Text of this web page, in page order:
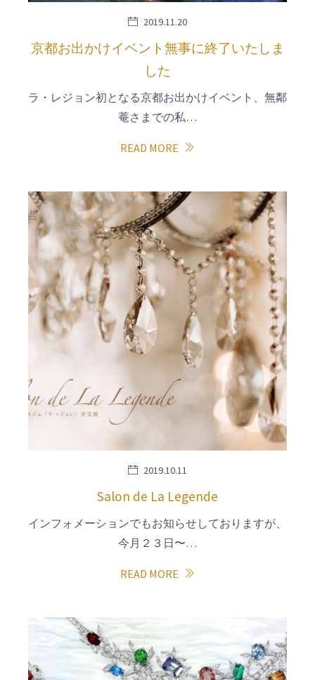
2019.11.20
京都お出かけイベント無事に終了いたしま
した
ラ・レジョン初となる京都お出かけイベント、無鄰
菴さまでの私…
READ MORE
2019.10.11
Salon de La Legende
インフォメーションでもお知らせしておりますが、
今月２３日〜…
READ MORE